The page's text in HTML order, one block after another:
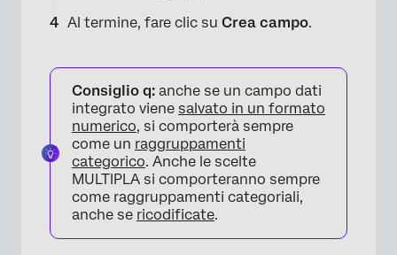
Al termine, fare clic su Crea campo.
Consiglio q: anche se un campo dati
integrato viene salvato in un formato
numerico, si comporterà sempre
come un raggruppamenti
categorico. Anche le scelte
MULTIPLA si comporteranno sempre
come raggruppamenti categoriali,
anche se ricodificate.